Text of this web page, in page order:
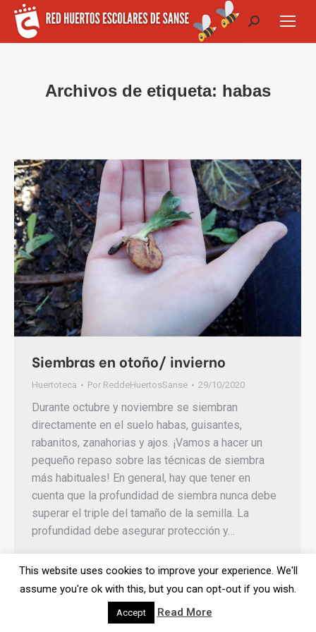
Buscar:
Archivos de etiqueta: habas
Siembras en otoño/ invierno
Huertoteca Por ReddeHuertosSanse 29/10/2020
Durante octubre y noviembre se siembran
directamente en el suelo habas, guisantes,
rabanitos, zanahorias y ajos. ¡Vamos a hacer un
pequeño repaso sobre las técnicas de siembra
más habituales! En general, hay que tener en
cuenta que la profundidad de siembra nunca debe
superar el triple del tamaño de la semilla. La
profundidad debe asegurar protección y…
This website uses cookies to improve your experience. We'll
assume you're ok with this, but you can opt-out if you wish.
Accept Read More